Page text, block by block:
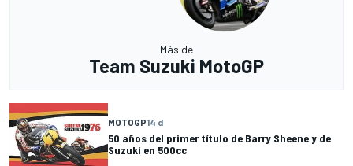
Más de
Team Suzuki MotoGP
MOTOGP14 d
50 años del primer título de Barry Sheene y de
Suzuki en 500cc